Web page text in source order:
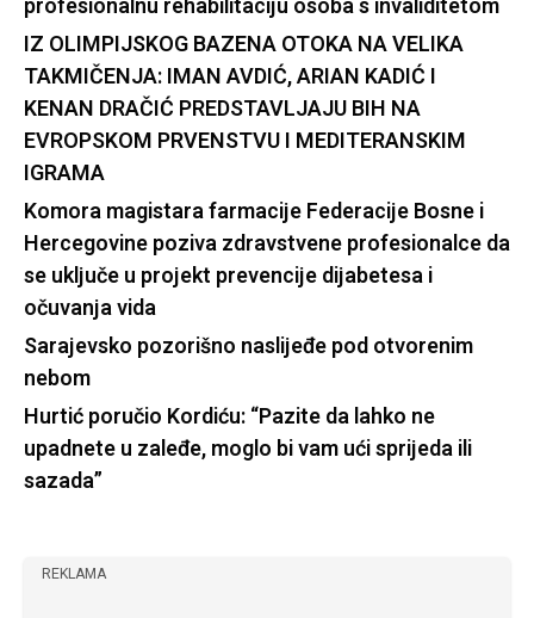
profesionalnu rehabilitaciju osoba s invaliditetom
IZ OLIMPIJSKOG BAZENA OTOKA NA VELIKA
TAKMIČENJA: IMAN AVDIĆ, ARIAN KADIĆ I
KENAN DRAČIĆ PREDSTAVLJAJU BIH NA
EVROPSKOM PRVENSTVU I MEDITERANSKIM
IGRAMA
Komora magistara farmacije Federacije Bosne i
Hercegovine poziva zdravstvene profesionalce da
se uključe u projekt prevencije dijabetesa i
očuvanja vida
Sarajevsko pozorišno naslijeđe pod otvorenim
nebom
Hurtić poručio Kordiću: “Pazite da lahko ne
upadnete u zaleđe, moglo bi vam ući sprijeda ili
sazada”
REKLAMA